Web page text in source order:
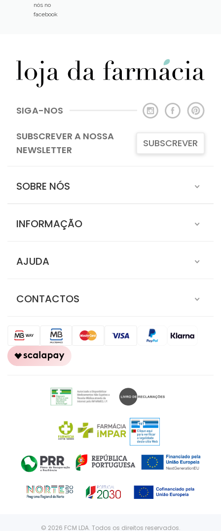
nós no
facebook
SIGA-NOS
SUBSCREVER A NOSSA
NEWSLETTER
SUBSCREVER
SOBRE NÓS
INFORMAÇÃO
AJUDA
CONTACTOS
© 2026 FCM LDA. Todos os direitos reservados.